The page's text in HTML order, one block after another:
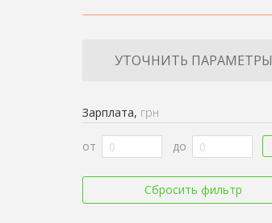
УТОЧНИТЬ ПАРАМЕТРЫ
Зарплата, грн
от до
Сбросить фильтр